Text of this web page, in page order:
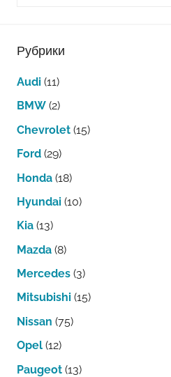
Рубрики
Audi (11)
BMW (2)
Chevrolet (15)
Ford (29)
Honda (18)
Hyundai (10)
Kia (13)
Mazda (8)
Mercedes (3)
Mitsubishi (15)
Nissan (75)
Opel (12)
Paugeot (13)